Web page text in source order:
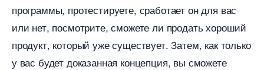
программы, протестируете, сработает он для вас
или нет, посмотрите, сможете ли продать хороший
продукт, который уже существует. Затем, как только
у вас будет доказанная концепция, вы сможете